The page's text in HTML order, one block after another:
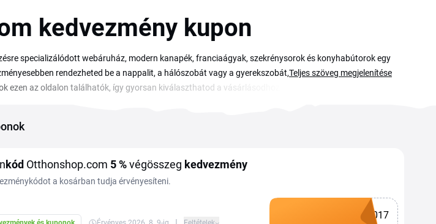
kedvezmény kupon
specializálódott webáruház, modern kanapék, franciaágyak, szekrénysorok és konyhabútorok egy
rendezheted be a nappalit, a hálószobát vagy a gyerekszobát, és a stílusos kiegészítőkre
ezen az oldalon találhatók, így gyorsan kiválaszthatod a vásárlásodhoz illő ajánlatot. A kuponokat a
Teljes szöveg megjelenítése
kód Otthonshop.com 5 %végösszeg kedvezmény
a kosárban tudja érvényesíteni.
017